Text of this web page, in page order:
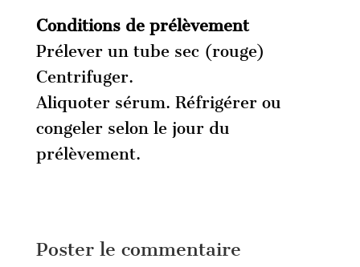
Conditions de prélèvement
Prélever un tube sec (rouge)
Centrifuger.
Aliquoter sérum. Réfrigérer ou
congeler selon le jour du
prélèvement.
Poster le commentaire